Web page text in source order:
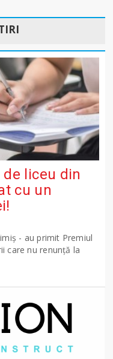
liceu din
cu un
- au primit Premiul
care nu renunță la